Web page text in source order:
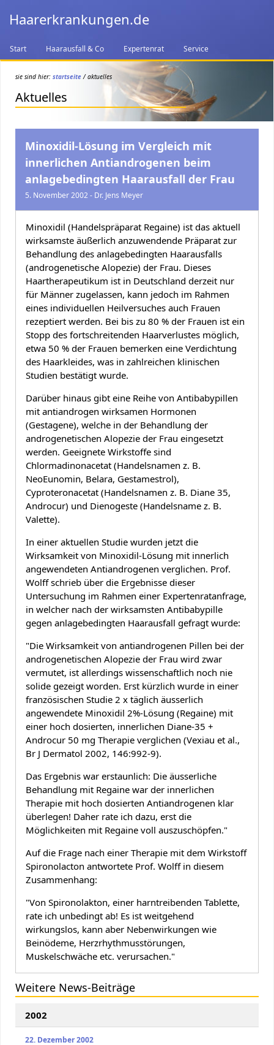
Haarerkrankungen.de
Start Haarausfall & Co Expertenrat Service
sie sind hier: startseite/ aktuelles
Aktuelles
Minoxidil-Lösung im Vergleich mit
innerlichen Antiandrogenen beim
anlagebedingten Haarausfall der Frau
5. November 2002 - Dr. Jens Meyer
Minoxidil (Handelspräparat Regaine) ist das aktuell
wirksamste äußerlich anzuwendende Präparat zur
Behandlung des anlagebedingten Haarausfalls
(androgenetische Alopezie) der Frau. Dieses
Haartherapeutikum ist in Deutschland derzeit nur
für Männer zugelassen, kann jedoch im Rahmen
eines individuellen Heilversuches auch Frauen
rezeptiert werden. Bei bis zu 80 % der Frauen ist ein
Stopp des fortschreitenden Haarverlustes möglich,
etwa 50 % der Frauen bemerken eine Verdichtung
des Haarkleides, was in zahlreichen klinischen
Studien bestätigt wurde.
Darüber hinaus gibt eine Reihe von Antibabypillen
mit antiandrogen wirksamen Hormonen
(Gestagene), welche in der Behandlung der
androgenetischen Alopezie der Frau eingesetzt
werden. Geeignete Wirkstoffe sind
Chlormadinonacetat (Handelsnamen z. B.
NeoEunomin, Belara, Gestamestrol),
Cyproteronacetat (Handelsnamen z. B. Diane 35,
Androcur) und Dienogeste (Handelsname z. B.
Valette).
In einer aktuellen Studie wurden jetzt die
Wirksamkeit von Minoxidil-Lösung mit innerlich
angewendeten Antiandrogenen verglichen. Prof.
Wolff schrieb über die Ergebnisse dieser
Untersuchung im Rahmen einer Expertenratanfrage,
in welcher nach der wirksamsten Antibabypille
gegen anlagebedingten Haarausfall gefragt wurde:
"Die Wirksamkeit von antiandrogenen Pillen bei der
androgenetischen Alopezie der Frau wird zwar
vermutet, ist allerdings wissenschaftlich noch nie
solide gezeigt worden. Erst kürzlich wurde in einer
französischen Studie 2 x täglich äusserlich
angewendete Minoxidil 2%-Lösung (Regaine) mit
einer hoch dosierten, innerlichen Diane-35 +
Androcur 50 mg Therapie verglichen (Vexiau et al.,
Br J Dermatol 2002, 146:992-9).
Das Ergebnis war erstaunlich: Die äusserliche
Behandlung mit Regaine war der innerlichen
Therapie mit hoch dosierten Antiandrogenen klar
überlegen! Daher rate ich dazu, erst die
Möglichkeiten mit Regaine voll auszuschöpfen."
Auf die Frage nach einer Therapie mit dem Wirkstoff
Spironolacton antwortete Prof. Wolff in diesem
Zusammenhang:
"Von Spironolakton, einer harntreibenden Tablette,
rate ich unbedingt ab! Es ist weitgehend
wirkungslos, kann aber Nebenwirkungen wie
Beinödeme, Herzrhythmusstörungen,
Muskelschwäche etc. verursachen."
Weitere News-Beiträge
2002
22. Dezember 2002